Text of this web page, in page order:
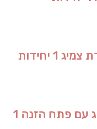
יחידות
צעצוע לעיסה בצורת צמיג עם פתח הזנה 1